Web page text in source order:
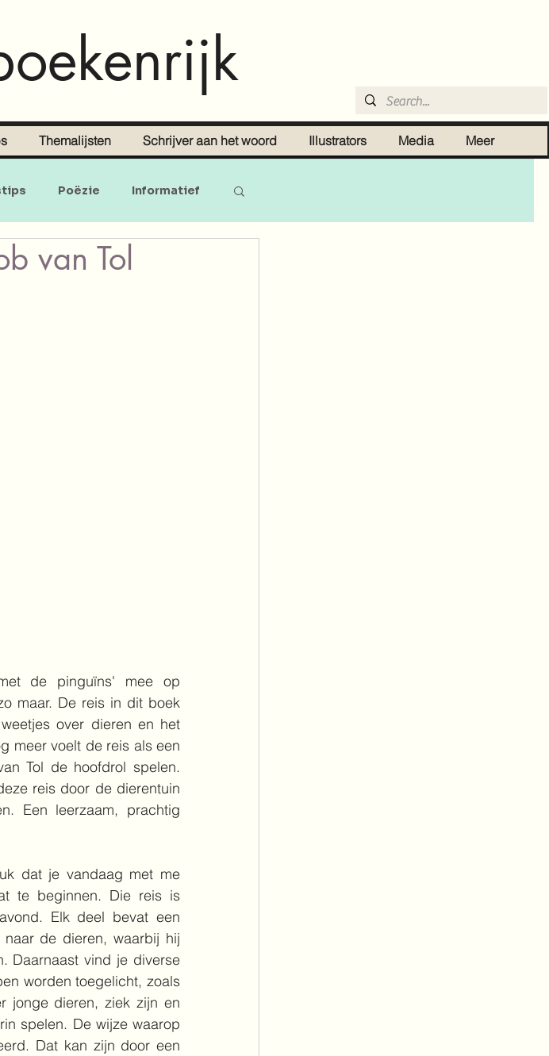
Themalijsten Schrijver aan het woord Illustrators Media Meer
Poëzie Informatief
Baby's en peuters
van Tol
de pinguïns' mee op
maar. De reis in dit boek
over dieren en het
meer voelt de reis als een
Tol de hoofdrol spelen.
reis door de dierentuin
Een leerzaam, prachtig
dat je vandaag met me
te beginnen. Die reis is
Elk deel bevat een
de dieren, waarbij hij
Daarnaast vind je diverse
worden toegelicht, zoals
jonge dieren, ziek zijn en
spelen. De wijze waarop
Dat kan zijn door een